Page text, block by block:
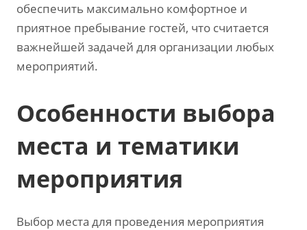
обеспечить максимально комфортное и
приятное пребывание гостей, что считается
важнейшей задачей для организации любых
мероприятий.
Особенности выбора
места и тематики
мероприятия
Выбор места для проведения мероприятия